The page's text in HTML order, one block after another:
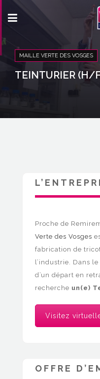
MAILLE VERTE DES VOSGES
TEINTURIER (H/
Proche de
Verte des Vosges
fabrication de
l’industrie. Dans
d’un départ en
recherche un(e)
Visitez
OFFRE